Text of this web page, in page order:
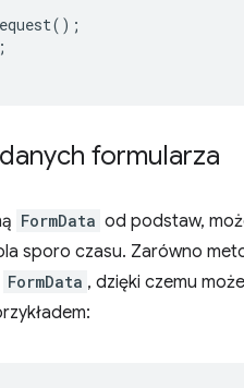
();
formularza
FormData od podstaw,
sporo czasu. Zarówno
FormData , dzięki czemu